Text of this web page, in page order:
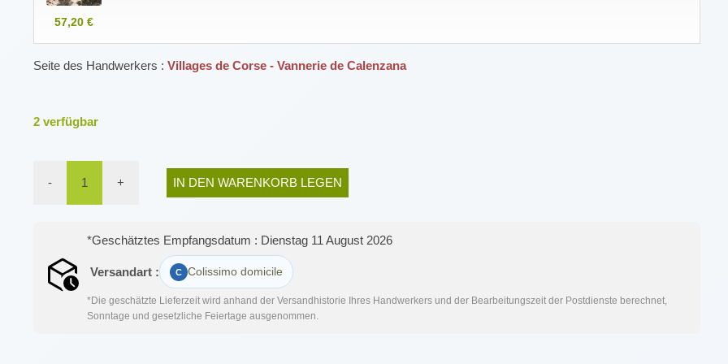
57,20 €
Seite des Handwerkers : Villages de Corse - Vannerie de Calenzana
2 verfügbar
- 1 + IN DEN WARENKORB LEGEN
*Geschätztes Empfangsdatum : Dienstag 11 August 2026
Versandart : Colissimo domicile
*Die geschätzte Lieferzeit wird anhand der Versandhistorie Ihres Handwerkers und der Bearbeitungszeit der Postdienste berechnet,
Sonntage und gesetzliche Feiertage ausgenommen.